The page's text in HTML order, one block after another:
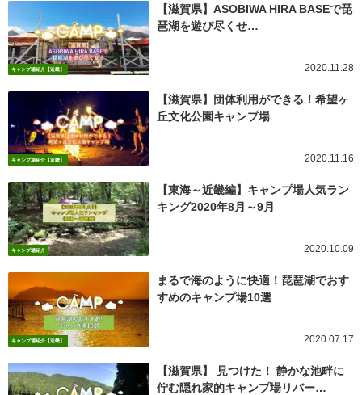
キャンプ場紹介【近畿】
【滋賀県】ASOBIWA HIRA BASEで琵
琶湖を遊び尽くせ…
2020.11.28
キャンプ場紹介【近畿】
【滋賀県】団体利用ができる！希望ヶ
丘文化公園キャンプ場
2020.11.16
キャンプ場紹介
【東海～近畿編】キャンプ場人気ラン
キング2020年8月～9月
2020.10.09
キャンプ場紹介【近畿】
まるで海のように快適！琵琶湖でおす
すめのキャンプ場10選
2020.07.17
【滋賀県】 見つけた！ 静かな池畔に
佇む隠れ家的キャンプ場リバー…